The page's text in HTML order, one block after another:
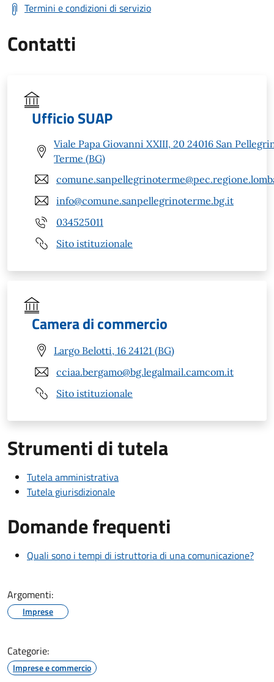
Termini e condizioni di servizio
Contatti
Ufficio SUAP
Viale Papa Giovanni XXIII, 20 24016 San
Terme (BG)
info@comune.sanpellegrinoterme.bg.it
034525011
Sito istituzionale
Camera di commercio
Largo Belotti, 16 24121 (BG)
cciaa.bergamo@bg.legalmail.camcom.it
Sito istituzionale
Strumenti di tutela
Tutela amministrativa
Tutela giurisdizionale
Domande frequenti
Quali sono i tempi di istruttoria di una comunicazione?
Argomenti:
Imprese
Categorie:
Imprese e commercio